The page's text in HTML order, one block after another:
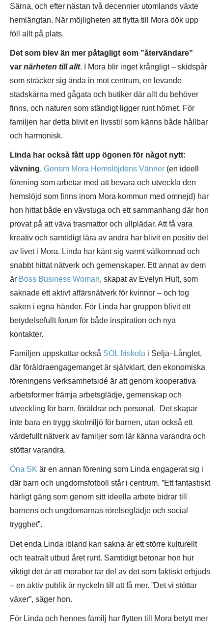
Särna, och efter nästan två decennier utomlands växte
hemlängtan. När möjligheten att flytta till Mora dök upp
föll allt på plats.
Det som blev än mer påtagligt som ”återvändare”
var närheten till allt. I Mora blir inget krångligt – skidspår
som sträcker sig ända in mot centrum, en levande
stadskärna med gågata och butiker där allt du behöver
finns, och naturen som ständigt ligger runt hörnet. För
familjen har detta blivit en livsstil som känns både hållbar
och harmonisk.
Linda har också fått upp ögonen för något nytt:
vävning. Genom Mora Hemslöjdens Vänner (en ideell
förening som arbetar med att bevara och utveckla den
hemslöjd som finns inom Mora kommun med omnejd) har
hon hittat både en vävstuga och ett sammanhang där hon
provat på att väva trasmattor och ullplädar. Att få vara
kreativ och samtidigt lära av andra har blivit en positiv del
av livet i Mora. Linda har känt sig varmt välkomnad och
snabbt hittat nätverk och gemenskaper. Ett annat av dem
är Boss Business Woman, skapat av Evelyn Hult, som
saknade ett aktivt affärsnätverk för kvinnor – och tog
saken i egna händer. För Linda har gruppen blivit ett
betydelsefullt forum för både inspiration och nya
kontakter.
Familjen uppskattar också SOL friskola i Selja–Långlet,
där föräldraengagemanget är självklart, den ekonomiska
föreningens verksamhetsidé är att genom kooperativa
arbetsformer främja arbetsglädje, gemenskap och
utveckling för barn, föräldrar och personal. Det skapar
inte bara en trygg skolmiljö för barnen, utan också ett
värdefullt nätverk av familjer som lär känna varandra och
stöttar varandra.
Öna SK är en annan förening som Linda engagerat sig i
där barn och ungdomsfotboll står i centrum. ”Ett fantastiskt
härligt gäng som genom sitt ideella arbete bidrar till
barnens och ungdomarnas rörelseglädje och social
trygghet”.
Det enda Linda ibland kan sakna är ett större kulturellt
och teatralt utbud året runt. Samtidigt betonar hon hur
viktigt det är att morabor tar del av det som faktiskt erbjuds
– en aktiv publik är nyckeln till att få mer. ”Det vi stöttar
växer”, säger hon.
För Linda och hennes familj har flytten till Mora betytt mer